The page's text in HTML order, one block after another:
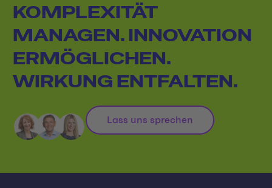
KOMPLEXITÄT
MANAGEN. INNOVATION
ERMÖGLICHEN.
WIRKUNG ENTFALTEN.
Lass uns sprechen